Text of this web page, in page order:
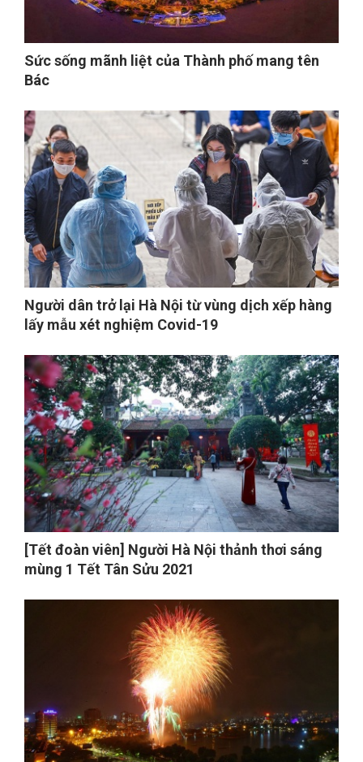
Sức sống mãnh liệt của Thành phố mang tên
Bác
Người dân trở lại Hà Nội từ vùng dịch xếp hàng
lấy mẫu xét nghiệm Covid-19
[Tết đoàn viên] Người Hà Nội thảnh thơi sáng
mùng 1 Tết Tân Sửu 2021